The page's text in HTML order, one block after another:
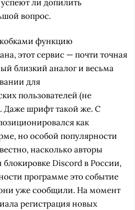
ли допилить
вопрос.
функцию
этот сервис — почти точная
близкий аналог и весьма
для
пользователей (не
Даже шрифт такой же. С
как
но особой популярности
насколько авторы
блокировке Discord в России,
программе это событие
уже сообщили. На момент
регистрация новых